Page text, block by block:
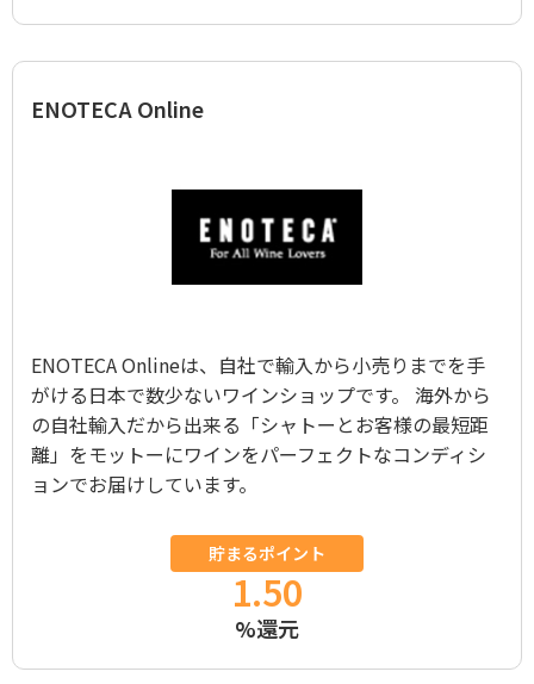
ENOTECA Online
ENOTECA Onlineは、自社で輸入から小売りまでを手
がける日本で数少ないワインショップです。 海外から
の自社輸入だから出来る「シャトーとお客様の最短距
離」をモットーにワインをパーフェクトなコンディシ
ョンでお届けしています。
貯まるポイント
1.50
%還元